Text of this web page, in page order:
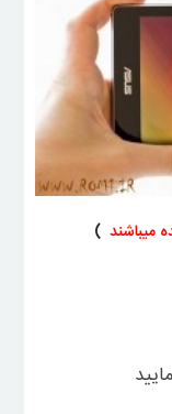
میباشند )